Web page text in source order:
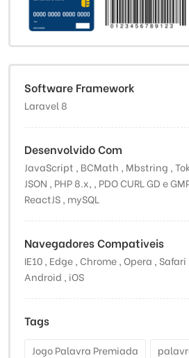
Software Framework
Laravel 8
Desenvolvido Com
JavaScript , BCMath , Mbstring ,
JSON , PHP 8.x, , PDO CURL GD e
ReactJS , mySQL
Navegadores Compativeis
IE10 , Edge , Chrome , Opera , Safari
Android , iOS
Tags
Jogo Palavra Premiada